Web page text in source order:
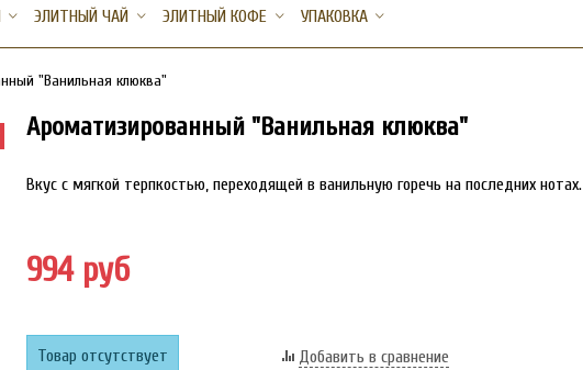
ЭЛИТНЫЙ ЧАЙ ЭЛИТНЫЙ КОФЕ УПАКОВКА
"Ванильная клюква"
Ароматизированный "Ванильная клюква"
Вкус с мягкой терпкостью, переходящей в ванильную горечь на последних нотах.
994 руб
Товар отсутствует Добавить в сравнение